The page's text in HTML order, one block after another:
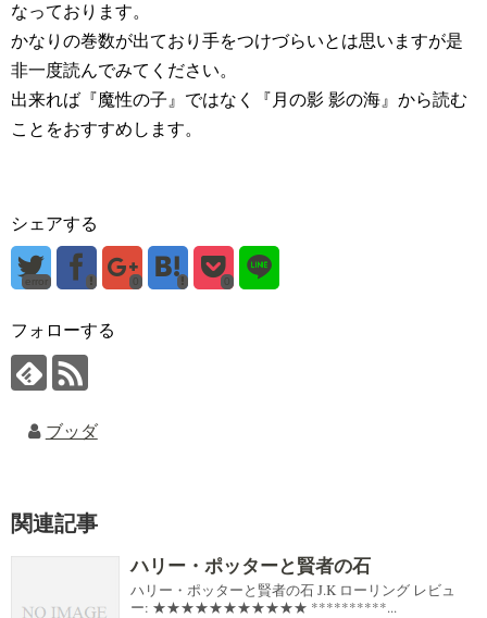
なっております。
かなりの巻数が出ており手をつけづらいとは思いますが是
非一度読んでみてください。
出来れば『魔性の子』ではなく『月の影 影の海』から読む
ことをおすすめします。
シェアする
error 0 0
フォローする
ブッダ
関連記事
ハリー・ポッターと賢者の石
ハリー・ポッターと賢者の石 J.K ローリング レビュ
ー: ★★★★★★★★★★★ **********...